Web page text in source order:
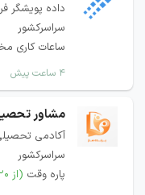
داده پویشگر
سراسرکشور
ساعات کاری
۴ ساعت پیش
مشاور
آکادمی
سراسرکشور
پاره وقت (از ۲۰ الی ۲۵ میلیون)